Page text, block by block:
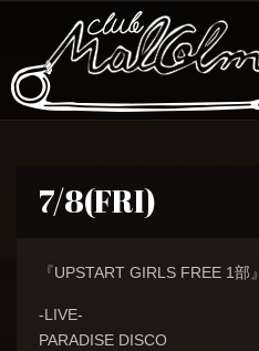
7/8(FRI)
『UPSTART GIRLS FREE 1部』
-LIVE-
PARADISE DISCO